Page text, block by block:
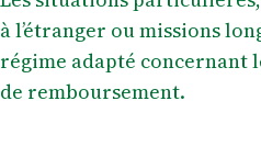
à l’étranger ou missions
régime adapté concernant
de remboursement.